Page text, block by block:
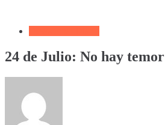
24 de Julio: No hay temor